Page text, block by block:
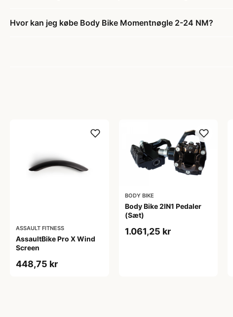
Hvor kan jeg købe Body Bike Momentnøgle 2-24 NM?
ASSAULT FITNESS
AssaultBike Pro X Wind
Screen
448,75 kr
BODY BIKE
Body Bike 2IN1 Pedaler
(Sæt)
1.061,25 kr